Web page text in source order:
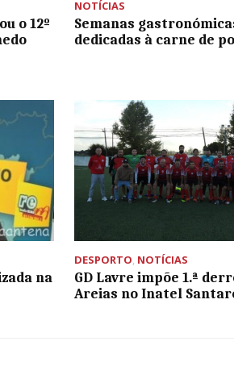
o 12º
NOTÍCIAS
Semanas
dedicadas à carne de
na
DESPORTO, NOTÍCIAS
GD Lavre impõe 1.ª
Areias no Inatel